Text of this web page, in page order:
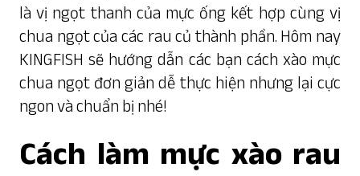
là vị ngọt thanh của mực ống kết hợp cùng vị
chua ngọt của các rau củ thành phần. Hôm nay
KINGFISH sẽ hướng dẫn các bạn cách xào mực
chua ngọt đơn giản dễ thực hiện nhưng lại cực
ngon và chuẩn bị nhé!
Cách làm mực xào rau